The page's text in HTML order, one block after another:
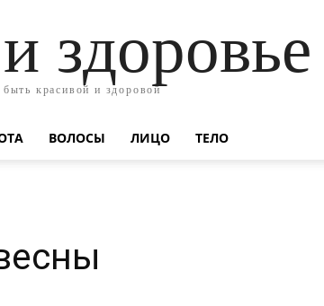
здоровье
красивой и здоровой
ВОЛОСЫ ЛИЦО ТЕЛО